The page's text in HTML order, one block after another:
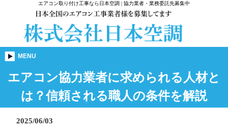
エアコン取り付け工事なら日本空調 | 協力業者・業務委託先募集中
MENU
エアコン協力業者に求められる人材と
は？信頼される職人の条件を解説
2025/06/03